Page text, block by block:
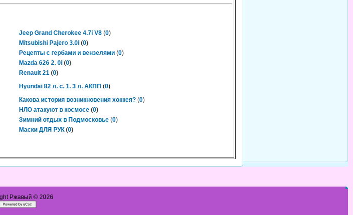
Jeep Grand Cherokee 4.7i V8 (0)
Mitsubishi Pajero 3.0i (0)
Рецепты с гербами и вензелями (0)
Mazda 626 2. 0i (0)
Renault 21 (0)
Hyundai 82 л. с. 1. 3 л. АКПП (0)
Какова история возникновения хоккея? (0)
НЛО атакуют в космосе (0)
Зимний отдых в Подмосковье (0)
Маски ДЛЯ РУК (0)
Ржавый © 2026